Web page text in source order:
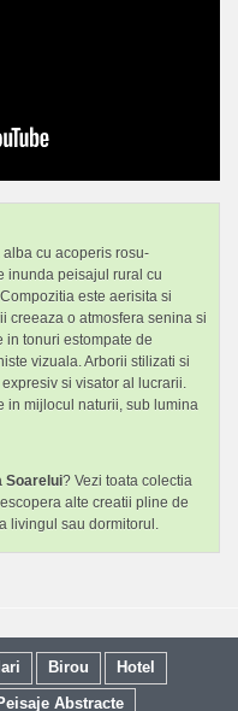
cu acoperis rosu-
inunda peisajul rural cu
este aerisita si
creeaza o atmosfera senina si
in tonuri estompate de
vizuala. Arborii stilizati si
si visator al lucrarii.
in mijlocul naturii, sub lumina
Soarelui? Vezi toata colectia
alte creatii pline de
livingul sau dormitorul.
Birou
Hotel
Abstracte